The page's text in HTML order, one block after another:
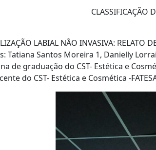
CLASSIFICAÇÃO
LABIAL NÃO INVASIVA: RELATO
Tatiana Santos Moreira 1, Danielly
de graduação do CST- Estética e
do CST- Estética e Cosmética -